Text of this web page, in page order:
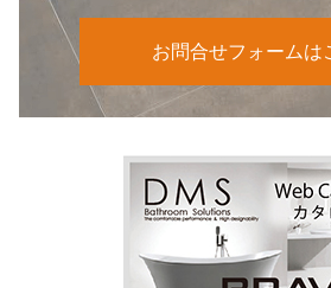
お問合せフォームは